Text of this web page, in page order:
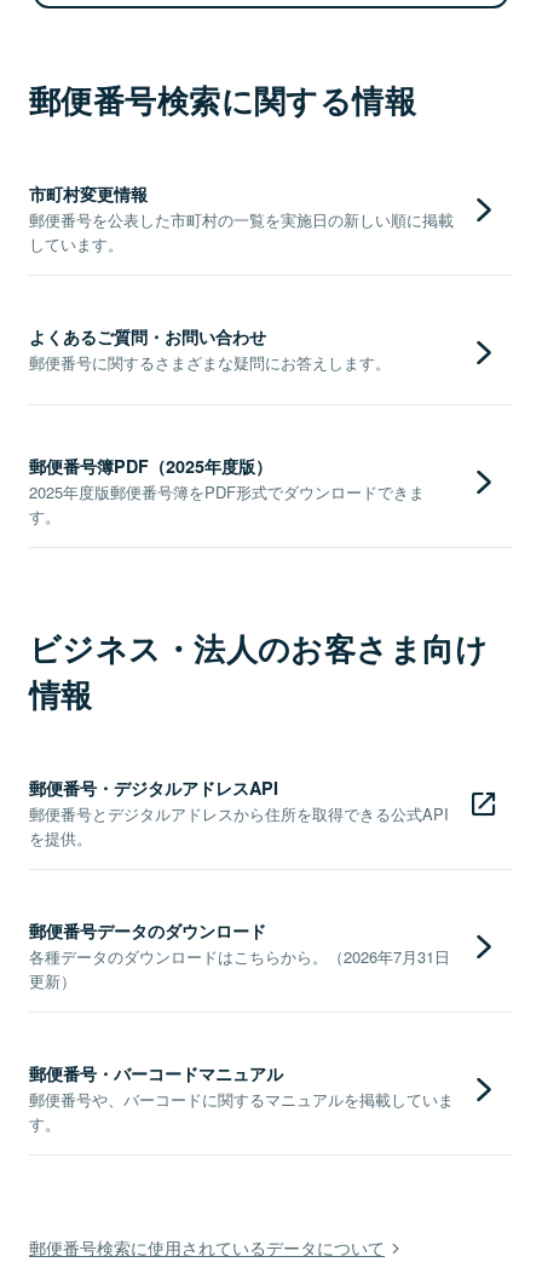
郵便番号検索に関する情報
市町村変更情報
郵便番号を公表した市町村の一覧を実施日の新しい順に掲載
しています。
よくあるご質問・お問い合わせ
郵便番号に関するさまざまな疑問にお答えします。
郵便番号簿PDF（2025年度版）
2025年度版郵便番号簿をPDF形式でダウンロードできま
す。
ビジネス・法人のお客さま向け
情報
郵便番号・デジタルアドレスAPI
郵便番号とデジタルアドレスから住所を取得できる公式API
を提供。
郵便番号データのダウンロード
各種データのダウンロードはこちらから。（2026年7月31日
更新）
郵便番号・バーコードマニュアル
郵便番号や、バーコードに関するマニュアルを掲載していま
す。
郵便番号検索に使用されているデータについて